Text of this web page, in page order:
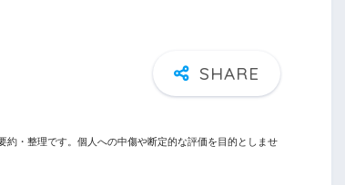
・整理です。個人への中傷や断定的な評価を目的としませ